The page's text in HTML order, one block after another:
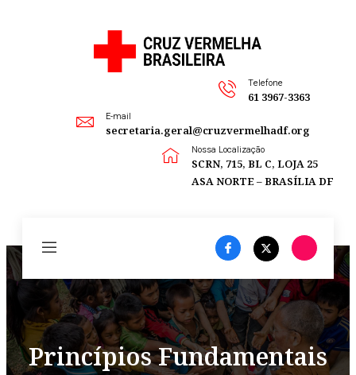
Telefone
61 3967-3363
E-mail
secretaria.geral@cruzvermelhadf.org
Nossa Localização
SCRN, 715, BL C, LOJA 25
ASA NORTE – BRASÍLIA DF
Princípios Fundamentais